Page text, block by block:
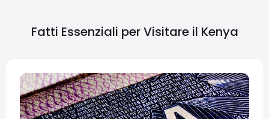
Fatti Essenziali per Visitare il Kenya